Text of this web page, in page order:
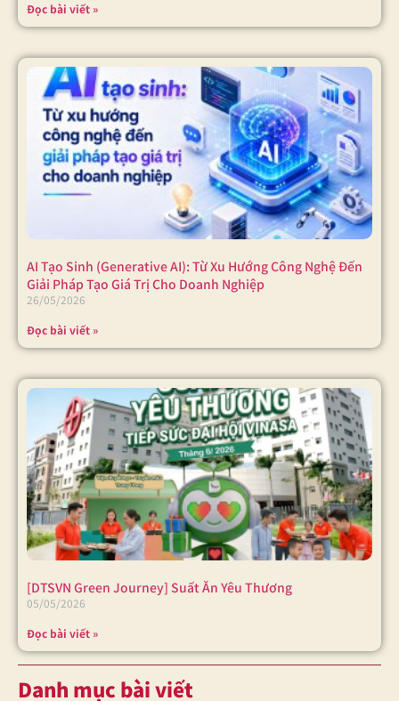
Đọc bài viết »
AI Tạo Sinh (Generative AI): Từ Xu Hướng Công Nghệ Đến
Giải Pháp Tạo Giá Trị Cho Doanh Nghiệp
26/05/2026
Đọc bài viết »
[DTSVN Green Journey] Suất Ăn Yêu Thương
05/05/2026
Đọc bài viết »
Danh mục bài viết